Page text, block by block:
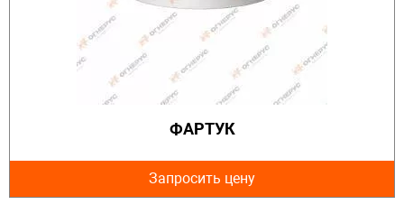
ФАРТУК
Запросить цену